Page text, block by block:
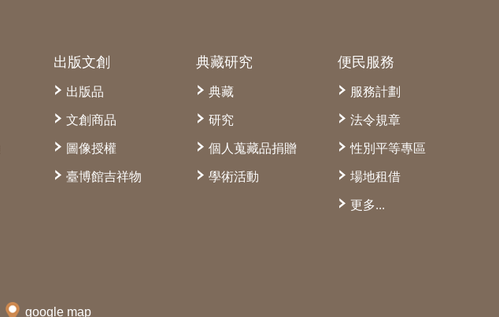
出版文創
出版品
文創商品
圖像授權
臺博館吉祥物
典藏研究
典藏
研究
個人蒐藏品捐贈
學術活動
便民服務
服務計劃
法令規章
性別平等專區
場地租借
更多...
google map